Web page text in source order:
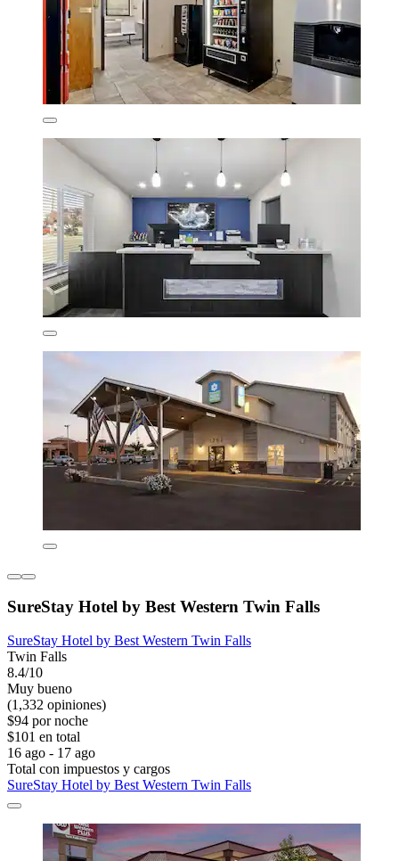
SureStay Hotel by Best Western Twin Falls
SureStay Hotel by Best Western Twin Falls
Twin Falls
8.4/10
Muy bueno
(1,332 opiniones)
$94 por noche
$101 en total
16 ago - 17 ago
Total con impuestos y cargos
SureStay Hotel by Best Western Twin Falls